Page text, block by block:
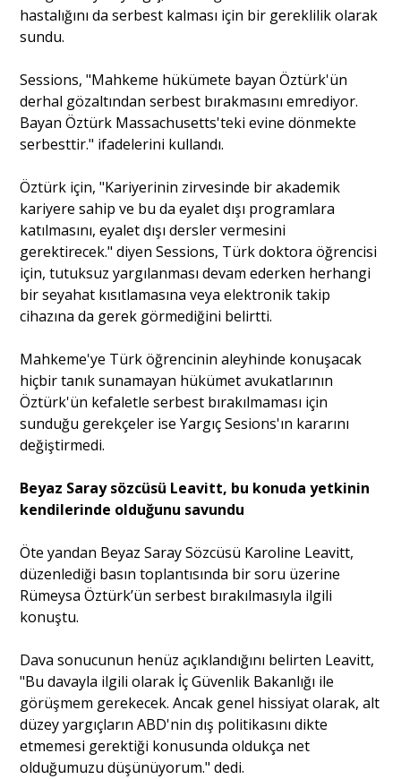
hastalığını da serbest kalması için bir gereklilik olarak
sundu.
Sessions, "Mahkeme hükümete bayan Öztürk'ün
derhal gözaltından serbest bırakmasını emrediyor.
Bayan Öztürk Massachusetts'teki evine dönmekte
serbesttir." ifadelerini kullandı.
Öztürk için, "Kariyerinin zirvesinde bir akademik
kariyere sahip ve bu da eyalet dışı programlara
katılmasını, eyalet dışı dersler vermesini
gerektirecek." diyen Sessions, Türk doktora öğrencisi
için, tutuksuz yargılanması devam ederken herhangi
bir seyahat kısıtlamasına veya elektronik takip
cihazına da gerek görmediğini belirtti.
Mahkeme'ye Türk öğrencinin aleyhinde konuşacak
hiçbir tanık sunamayan hükümet avukatlarının
Öztürk'ün kefaletle serbest bırakılmaması için
sunduğu gerekçeler ise Yargıç Sesions'ın kararını
değiştirmedi.
Beyaz Saray sözcüsü Leavitt, bu konuda yetkinin
kendilerinde olduğunu savundu
Öte yandan Beyaz Saray Sözcüsü Karoline Leavitt,
düzenlediği basın toplantısında bir soru üzerine
Rümeysa Öztürk’ün serbest bırakılmasıyla ilgili
konuştu.
Dava sonucunun henüz açıklandığını belirten Leavitt,
"Bu davayla ilgili olarak İç Güvenlik Bakanlığı ile
görüşmem gerekecek. Ancak genel hissiyat olarak, alt
düzey yargıçların ABD'nin dış politikasını dikte
etmemesi gerektiği konusunda oldukça net
olduğumuzu düşünüyorum." dedi.